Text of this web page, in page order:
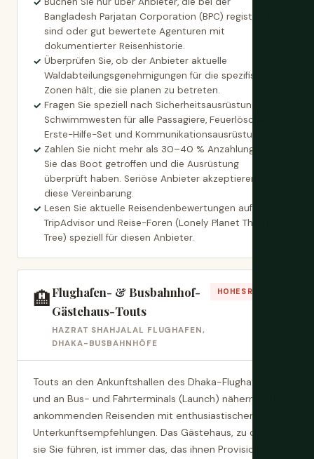
Bangladesh Parjatan Corporation (BPC) registriert
sind oder gut bewertete Agenturen mit
dokumentierter Reisenhistorie.
Überprüfen Sie, ob der Anbieter aktuelle
Waldabteilungsgenehmigungen für die spezifischen
Zonen hält, die sie planen zu betreten.
Fragen Sie speziell nach Sicherheitsausrüstung —
Schwimmwesten für alle Passagiere, Feuerlöscher,
Erste-Hilfe-Set und Kommunikationsausrüstung.
Zahlen Sie nicht mehr als 30–40 % Anzahlung, bis
Sie das Boot getroffen und die Ausrüstung
überprüft haben. Seriöse Anbieter akzeptieren
diese Vereinbarung.
Lesen Sie aktuelle Reisendenbewertungen auf
TripAdvisor und Reise-Foren (Lonely Planet Thorn
Tree) speziell für diesen Anbieter.
🏨Flughafen- & Busbahnhof-
Gästehaus-Touts
HAZRAT SHAHJALAL FLUGHAFEN,
DHAKA-BUSBAHNHÖFE
HOHES RISIKO
Touts an den Ankunftshallen des Dhaka-Flughafens
und an Bus- und Fährterminals (Launch) nähern sich
ankommenden Reisenden mit enthusiastischen
Unterkunftsempfehlungen. Das Gästehaus, zu dem
sie Sie führen, ist immer das, das ihnen Provision